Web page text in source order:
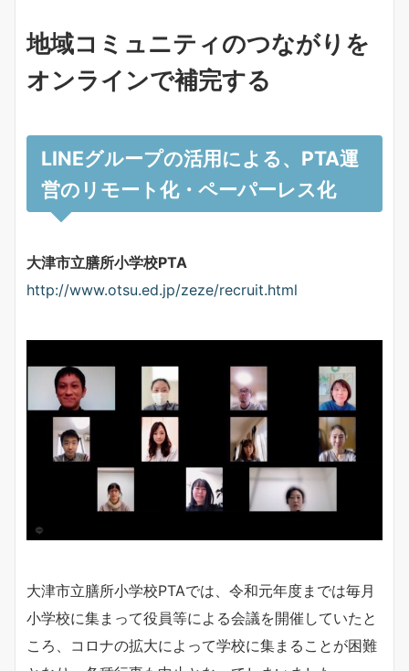
地域コミュニティのつながりを
オンラインで補完する
LINEグループの活用による、PTA運
営のリモート化・ペーパーレス化
大津市立膳所小学校PTA
http://www.otsu.ed.jp/zeze/recruit.html
大津市立膳所小学校PTAでは、令和元年度までは毎月
小学校に集まって役員等による会議を開催していたと
ころ、コロナの拡大によって学校に集まることが困難